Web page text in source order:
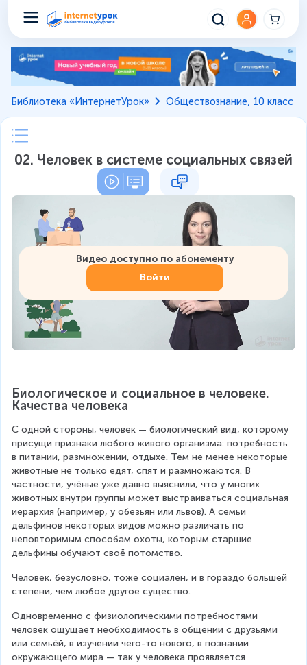
Библиотека «ИнтернетУрок» Обществознание, 10 класс
02. Человек в системе социальных связей
Видео доступно по абонементу
Войти
Биологическое и социальное в человеке.
Качества человека
С одной стороны, человек — биологический вид, которому
присущи признаки любого живого организма: потребность
в питании, размножении, отдыхе. Тем не менее некоторые
животные не только едят, спят и размножаются. В
частности, учёные уже давно выяснили, что у многих
животных внутри группы может выстраиваться социальная
иерархия (например, у обезьян или львов). А семьи
дельфинов некоторых видов можно различать по
неповторимым способам охоты, которым старшие
дельфины обучают своё потомство.
Человек, безусловно, тоже социален, и в гораздо большей
степени, чем любое другое существо.
Одновременно с физиологическими потребностями
человек ощущает необходимость в общении с друзьями
или семьёй, в изучении чего-то нового, в познании
окружающего мира — так у человека проявляется